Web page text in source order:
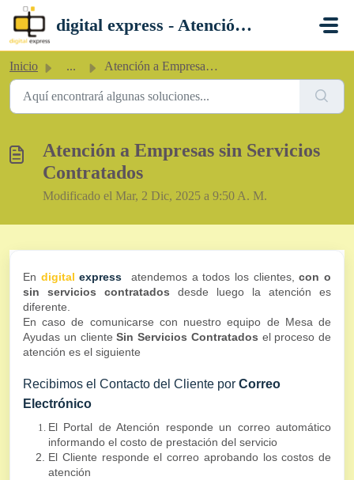
Saltar al contenido principal
digital express - Atención al Cliente
Inicio ... Atención a Empresas sin Servicios Contratados
Atención a Empresas sin Servicios
Contratados
Modificado el Mar, 2 Dic, 2025 a 9:50 A. M.
En digitalexpress atendemos a todos los clientes,con o
sin servicios contratados desde luego la atención es
diferente.
En caso de comunicarse con nuestro equipo de Mesa de
Ayudas un clienteSin Servicios Contratados el proceso de
atención es el siguiente
Recibimos el Contacto del Cliente por Correo
Electrónico
El Portal de Atención responde un correo automático
informando el costo de prestación del servicio
El Cliente responde el correo aprobando los costos de
atención